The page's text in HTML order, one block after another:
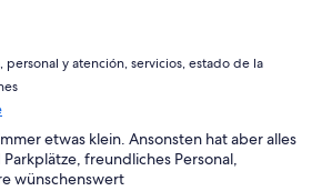
personal y atención, servicios, estado de la
etwas klein. Ansonsten hat aber alles
freundliches Personal,
wünschenswert